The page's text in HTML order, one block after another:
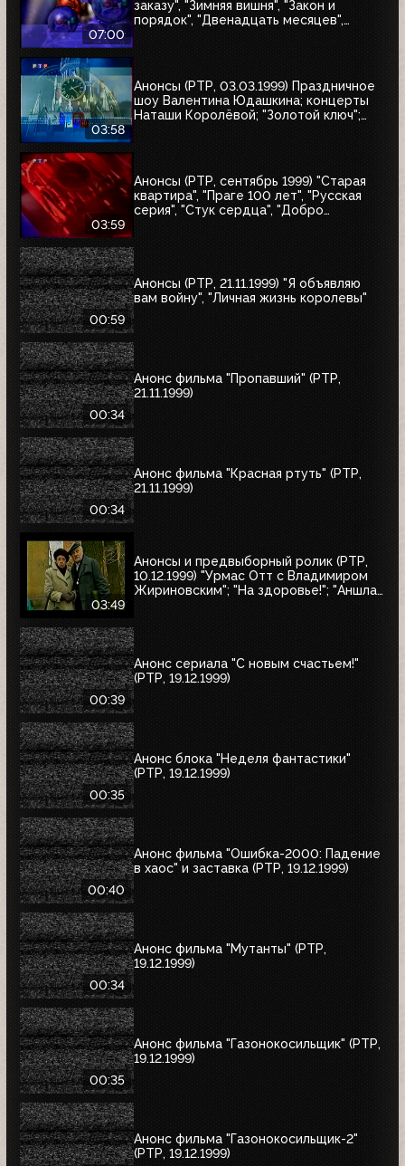
07:00
заказу", "Зимняя вишня", "Закон и
порядок", "Двенадцать месяцев",
Мюнхгаузен", "Жара в Лос-Анджелесе"
03:58
Анонсы (РТР, 03.03.1999) Праздничное
шоу Валентина Юдашкина; концерты
Наташи Королёвой; "Золотой ключ";
03:59
Анонсы (РТР, сентябрь 1999) "Старая
квартира", "Праге 100 лет", "Русская
серия", "Стук сердца", "Добро
00:59
Анонсы (РТР, 21.11.1999) "Я объявляю
вам войну", "Личная жизнь королевы"
00:34
Анонс фильма "Пропавший" (РТР,
21.11.1999)
00:34
Анонс фильма "Красная ртуть" (РТР,
21.11.1999)
03:49
Анонсы и предвыборный ролик (РТР,
10.12.1999) "Урмас Отт с Владимиром
Жириновским"; "На здоровье!"; "Аншлаг.
00:39
Анонс сериала "С новым счастьем!"
(РТР, 19.12.1999)
00:35
Анонс блока "Неделя фантастики"
(РТР, 19.12.1999)
00:40
Анонс фильма "Ошибка-2000: Падение
в хаос" и заставка (РТР, 19.12.1999)
00:34
Анонс фильма "Мутанты" (РТР,
19.12.1999)
00:35
Анонс фильма "Газонокосильщик" (РТР,
19.12.1999)
Анонс фильма "Газонокосильщик-2"
(РТР, 19.12.1999)